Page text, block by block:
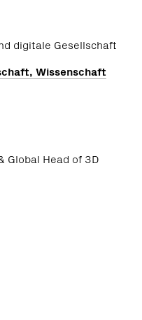
digitale Gesellschaft
Wissenschaft
Global Head of 3D